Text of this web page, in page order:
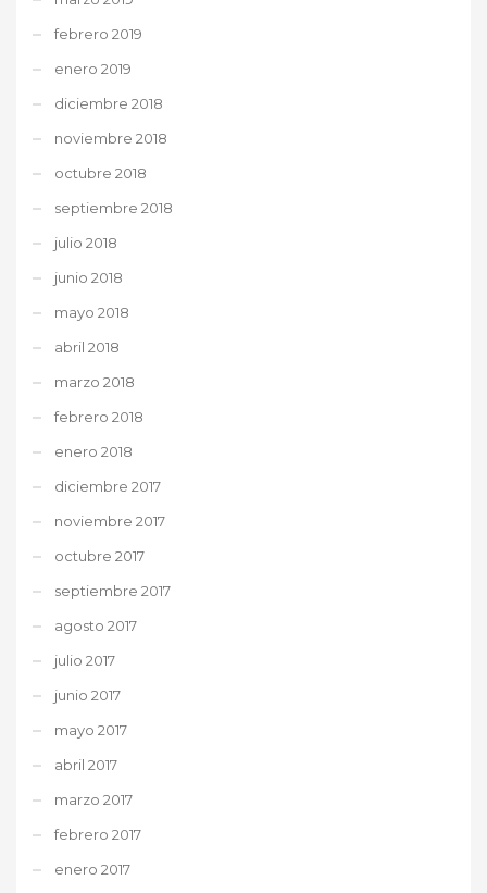
febrero 2019
enero 2019
diciembre 2018
noviembre 2018
octubre 2018
septiembre 2018
julio 2018
junio 2018
mayo 2018
abril 2018
marzo 2018
febrero 2018
enero 2018
diciembre 2017
noviembre 2017
octubre 2017
septiembre 2017
agosto 2017
julio 2017
junio 2017
mayo 2017
abril 2017
marzo 2017
febrero 2017
enero 2017